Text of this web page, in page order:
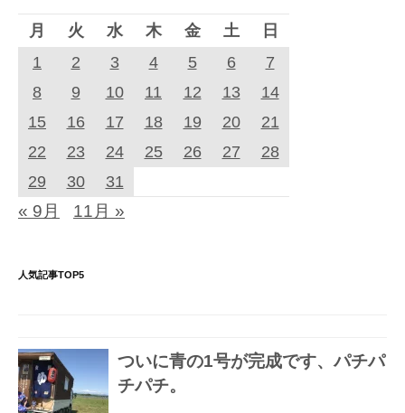
月 火 水 木 金 土
日
1
2 3 4 5 6
7
8
9 10 11 12 13
14
15
16 17 18 19 20
21
22
23 24 25 26 27
28
29
30 31
« 9月 11月 »
人気記事TOP5
ついに青の1号が完成です、パチパ
チパチ。